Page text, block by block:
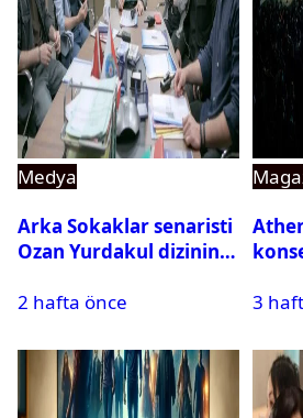
Medya
Arka Sokaklar senaristi
Ozan Yurdakul dizinin
2 hafta önce
3